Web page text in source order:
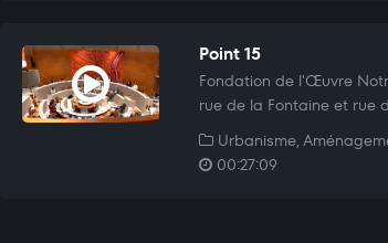
Point 15
Fondation de l'Œuvre
rue de la Fontaine et rue
Urbanisme,
00:27:09